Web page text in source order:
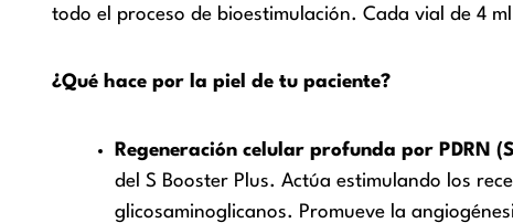
todo el proceso de bioestimulación. Cada vial de 4
¿Qué hace por la piel de tu paciente?
Regeneración celular profunda por PDRN
del S Booster Plus. Actúa estimulando los
glicosaminoglicanos. Promueve la